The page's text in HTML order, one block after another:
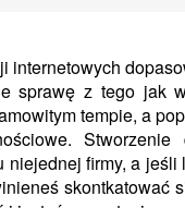
internetowych
sprawę z tego jak
tempie, a
niejednej firmy, a
skontkatować